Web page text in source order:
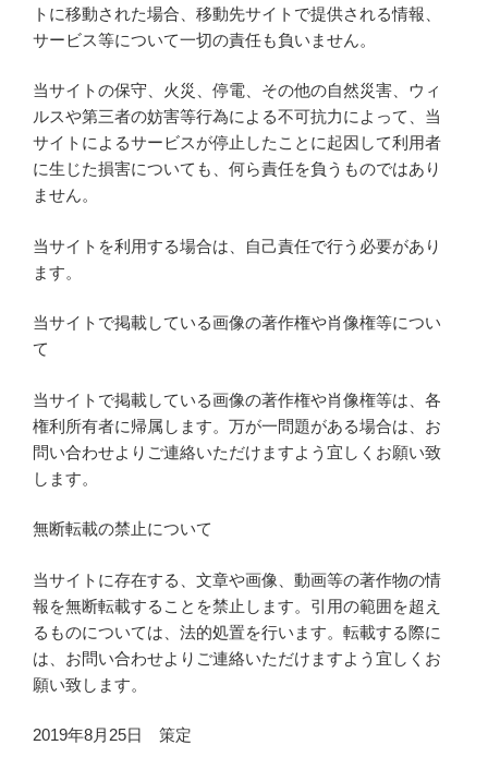
トに移動された場合、移動先サイトで提供される情報、
サービス等について一切の責任も負いません。
当サイトの保守、火災、停電、その他の自然災害、ウィ
ルスや第三者の妨害等行為による不可抗力によって、当
サイトによるサービスが停止したことに起因して利用者
に生じた損害についても、何ら責任を負うものではあり
ません。
当サイトを利用する場合は、自己責任で行う必要があり
ます。
当サイトで掲載している画像の著作権や肖像権等につい
て
当サイトで掲載している画像の著作権や肖像権等は、各
権利所有者に帰属します。万が一問題がある場合は、お
問い合わせよりご連絡いただけますよう宜しくお願い致
します。
無断転載の禁止について
当サイトに存在する、文章や画像、動画等の著作物の情
報を無断転載することを禁止します。引用の範囲を超え
るものについては、法的処置を行います。転載する際に
は、お問い合わせよりご連絡いただけますよう宜しくお
願い致します。
2019年8月25日 策定